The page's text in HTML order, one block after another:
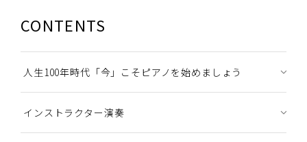
CONTENTS
人生100年時代「今」こそピアノを始めましょう
インストラクター演奏